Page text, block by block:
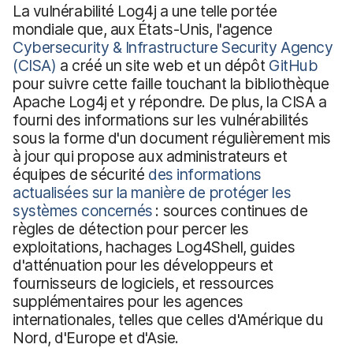
La vulnérabilité Log4j a une telle portée
mondiale que, aux États-Unis, l'agence
Cybersecurity & Infrastructure Security Agency
(CISA) a créé un site web et un dépôt GitHub
pour suivre cette faille touchant la bibliothèque
Apache Log4j et y répondre. De plus, la CISA a
fourni des informations sur les vulnérabilités
sous la forme d'un document régulièrement mis
à jour qui propose aux administrateurs et
équipes de sécurité des informations
actualisées sur la manière de protéger les
systèmes concernés : sources continues de
règles de détection pour percer les
exploitations, hachages Log4Shell, guides
d'atténuation pour les développeurs et
fournisseurs de logiciels, et ressources
supplémentaires pour les agences
internationales, telles que celles d'Amérique du
Nord, d'Europe et d'Asie.